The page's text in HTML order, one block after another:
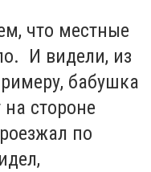
что местные
И видели, из
бабушка
стороне
по